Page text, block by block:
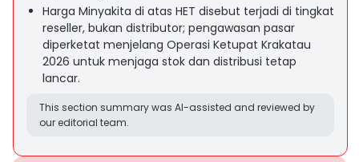
Harga Minyakita di atas HET disebut terjadi di tingkat
reseller, bukan distributor; pengawasan pasar
diperketat menjelang Operasi Ketupat Krakatau
2026 untuk menjaga stok dan distribusi tetap
lancar.
This section summary was AI-assisted and reviewed by
our editorial team.